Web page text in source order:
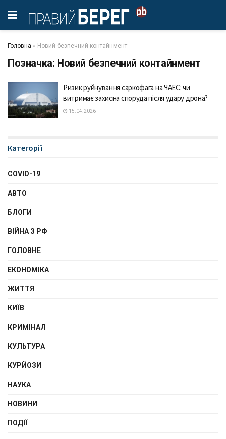
Головна » Новий безпечний контайнмент
Позначка: Новий безпечний контайнмент
Ризик руйнування саркофага на ЧАЕС: чи
витримає захисна споруда після удару дрона?
15.04.2026
Категорії
COVID-19
АВТО
БЛОГИ
ВІЙНА З РФ
ГОЛОВНЕ
ЕКОНОМІКА
ЖИТТЯ
КИЇВ
КРИМІНАЛ
КУЛЬТУРА
КУРЙОЗИ
НАУКА
НОВИНИ
ПОДІЇ